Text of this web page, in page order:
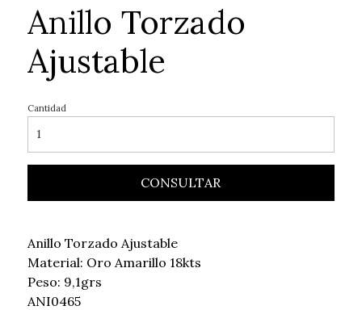
Anillo Torzado
Ajustable
Cantidad
CONSULTAR
Anillo Torzado Ajustable
Material: Oro Amarillo 18kts
Peso: 9,1grs
ANI0465